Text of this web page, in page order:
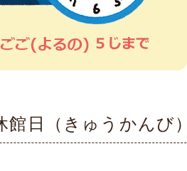
館日（きゅうかんび